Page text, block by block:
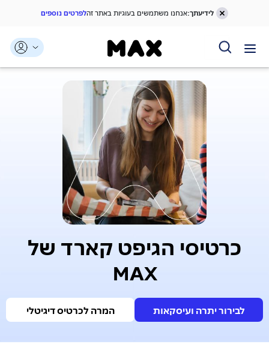
דלג אל תפריט ניווט
דלג אל תוכן ראשי
דלג אל תחתית העמוד
לידיעתך:אנחנו משתמשים בעוגיות באתר זהלפרטים נוספים
כרטיסי הגיפט קארד של
MAX
לבירור יתרה ועיסקאות המרה לכרטיס דיגיטלי